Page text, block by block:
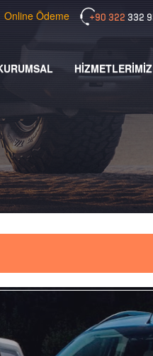
Online Ödeme
HİZMETLERİMİZ